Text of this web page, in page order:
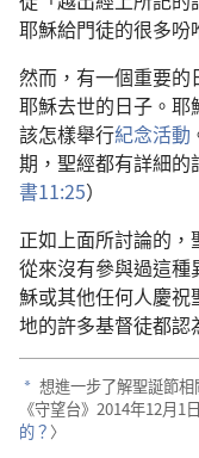
耶穌給門徒的很多吩
然而，有一個重要
耶穌去世的日子。
該怎樣舉行紀念活動
期，聖經都有詳細的
書11:25）
正如上面所討論的
從來沒有參與過這
穌或其他任何人慶
地的許多基督徒都認
a 想進一步了解聖誕節
《守望台》2014年12月1
的？ 〉